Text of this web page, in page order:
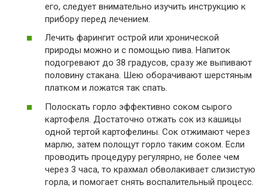
его, следует внимательно изучить инструкцию к
прибору перед лечением.
Лечить фарингит острой или хронической
природы можно и с помощью пива. Напиток
подогревают до 38 градусов, сразу же выпивают
половину стакана. Шею оборачивают шерстяным
платком и ложатся так спать.
Полоскать горло эффективно соком сырого
картофеля. Достаточно отжать сок из кашицы
одной тертой картофелины. Сок отжимают через
марлю, затем полощут горло таким соком. Если
проводить процедуру регулярно, не более чем
через 3 часа, то крахмал обволакивает слизистую
горла, и помогает снять воспалительный процесс.